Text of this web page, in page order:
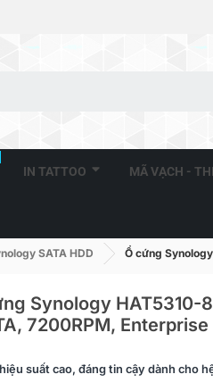
IN TATTOO MÃ VẠCH -
SATA HDD Ổ cứng
Synology HAT5310-
7200RPM,
suất cao, đáng tin cậy dành cho
Ổ Cứng Synology HAT3300-
2T (2TB, 3.5" SATA,...